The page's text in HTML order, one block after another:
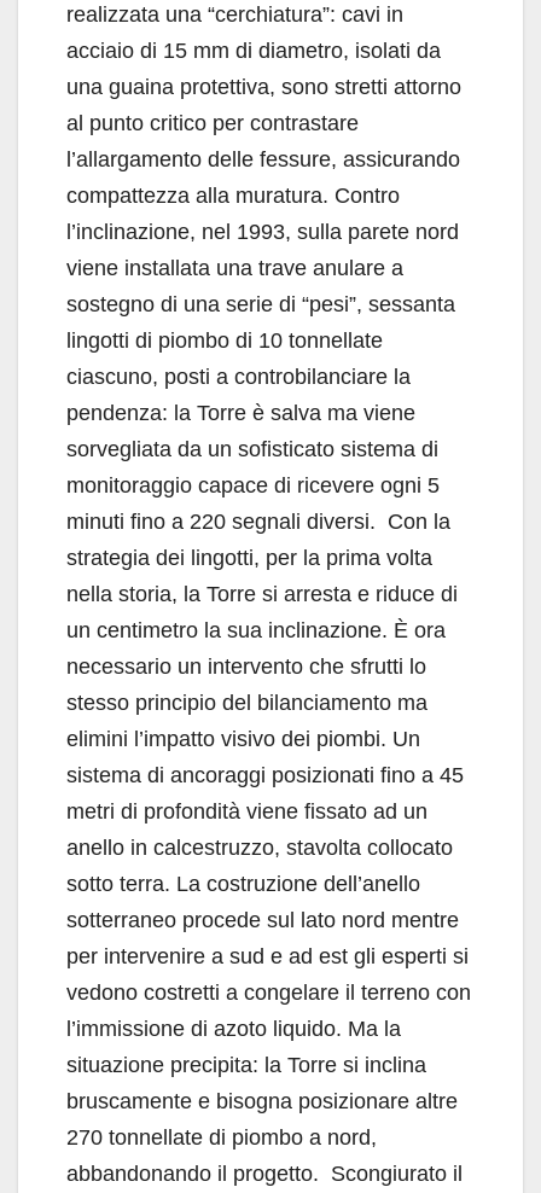
realizzata una “cerchiatura”: cavi in
acciaio di 15 mm di diametro, isolati da
una guaina protettiva, sono stretti attorno
al punto critico per contrastare
l’allargamento delle fessure, assicurando
compattezza alla muratura. Contro
l’inclinazione, nel 1993, sulla parete nord
viene installata una trave anulare a
sostegno di una serie di “pesi”, sessanta
lingotti di piombo di 10 tonnellate
ciascuno, posti a controbilanciare la
pendenza: la Torre è salva ma viene
sorvegliata da un sofisticato sistema di
monitoraggio capace di ricevere ogni 5
minuti fino a 220 segnali diversi. Con la
strategia dei lingotti, per la prima volta
nella storia, la Torre si arresta e riduce di
un centimetro la sua inclinazione. È ora
necessario un intervento che sfrutti lo
stesso principio del bilanciamento ma
elimini l’impatto visivo dei piombi. Un
sistema di ancoraggi posizionati fino a 45
metri di profondità viene fissato ad un
anello in calcestruzzo, stavolta collocato
sotto terra. La costruzione dell’anello
sotterraneo procede sul lato nord mentre
per intervenire a sud e ad est gli esperti si
vedono costretti a congelare il terreno con
l’immissione di azoto liquido. Ma la
situazione precipita: la Torre si inclina
bruscamente e bisogna posizionare altre
270 tonnellate di piombo a nord,
abbandonando il progetto. Scongiurato il